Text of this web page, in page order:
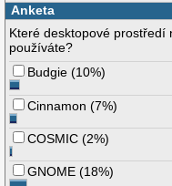
Anketa
Které desktopové prostředí
používáte?
Budgie (10%)
Cinnamon (7%)
COSMIC (2%)
GNOME (18%)